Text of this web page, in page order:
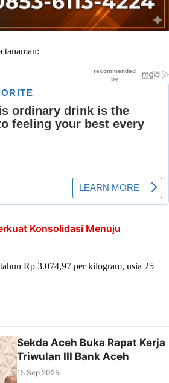
tanaman:
Konsolidasi Menuju
Rp 3.074,97 per kilogram, usia 25
Sekda Aceh Buka Rapat Kerja
Triwulan III Bank Aceh
15 Sep 2025